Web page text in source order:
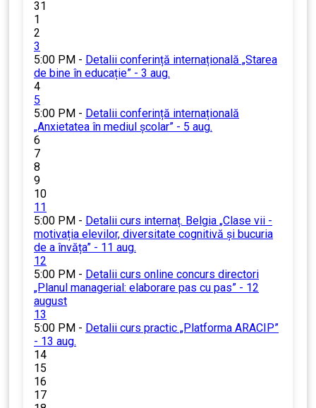
31
1
2
3
5:00 PM - Detalii conferință internațională „Starea
de bine în educație” - 3 aug.
4
5
5:00 PM - Detalii conferință internațională
„Anxietatea în mediul școlar” - 5 aug.
6
7
8
9
10
11
5:00 PM - Detalii curs internaț. Belgia „Clase vii -
motivația elevilor, diversitate cognitivă și bucuria
de a învăța” - 11 aug.
12
5:00 PM - Detalii curs online concurs directori
„Planul managerial: elaborare pas cu pas” - 12
august
13
5:00 PM - Detalii curs practic „Platforma ARACIP”
- 13 aug.
14
15
16
17